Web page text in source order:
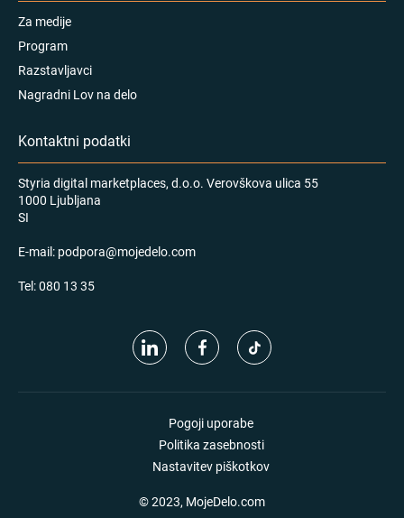
Za medije
Program
Razstavljavci
Nagradni Lov na delo
Kontaktni podatki
Styria digital marketplaces, d.o.o. Verovškova ulica 55
1000 Ljubljana
SI
E-mail: podpora@mojedelo.com
Tel:080 13 35
Pogoji uporabe
Politika zasebnosti
Nastavitev piškotkov
© 2023, MojeDelo.com